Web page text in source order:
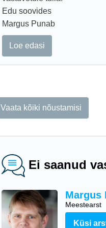
Edu soovides
Margus Punab
Loe edasi
Vaata kõiki nõustamisi
Ei saanud
Margus
Meestearst
Küsi